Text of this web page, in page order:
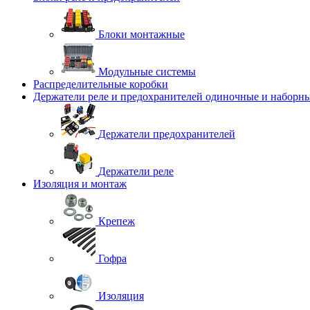
Блоки монтажные
Модульные системы
Распределительные коробки
Держатели реле и предохранителей одиночные и
Держатели предохранителей
Держатели реле
Изоляция и монтаж
Крепеж
Гофра
Изоляция